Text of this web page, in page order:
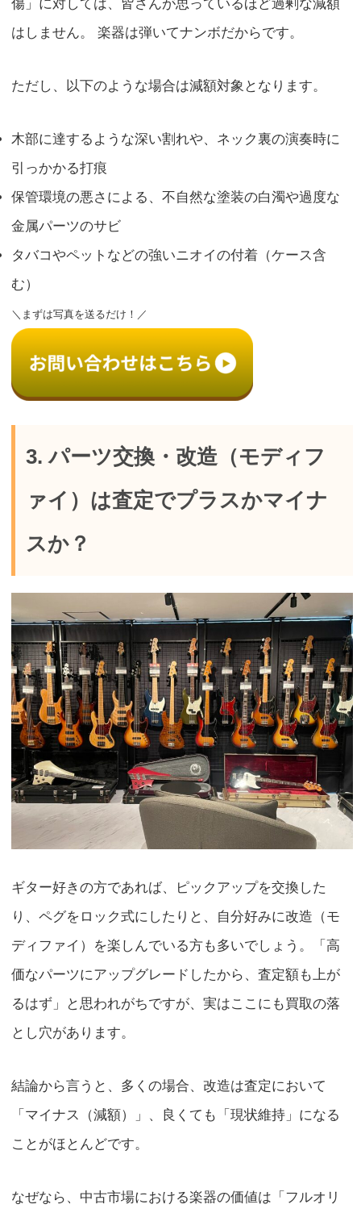
傷」に対しては、皆さんが思っているほど過剰な減額
はしません。 楽器は弾いてナンボだからです。
ただし、以下のような場合は減額対象となります。
木部に達するような深い割れや、ネック裏の演奏時に
引っかかる打痕
保管環境の悪さによる、不自然な塗装の白濁や過度な
金属パーツのサビ
タバコやペットなどの強いニオイの付着（ケース含
む）
＼まずは写真を送るだけ！／
3. パーツ交換・改造（モディフ
ァイ）は査定でプラスかマイナ
スか？
ギター好きの方であれば、ピックアップを交換した
り、ペグをロック式にしたりと、自分好みに改造（モ
ディファイ）を楽しんでいる方も多いでしょう。「高
価なパーツにアップグレードしたから、査定額も上が
るはず」と思われがちですが、実はここにも買取の落
とし穴があります。
結論から言うと、多くの場合、改造は査定において
「マイナス（減額）」、良くても「現状維持」になる
ことがほとんどです。
なぜなら、中古市場における楽器の価値は「フルオリ